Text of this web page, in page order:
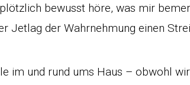
bewusst höre, was mir
Jetlag der Wahrnehmung einen
im und rund ums Haus – obwohl